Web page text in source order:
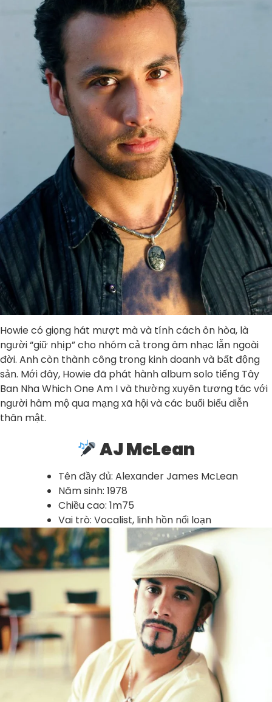
Howie có giọng hát mượt mà và tính cách ôn hòa, là
người “giữ nhịp” cho nhóm cả trong âm nhạc lẫn ngoài
đời. Anh còn thành công trong kinh doanh và bất động
sản. Mới đây, Howie đã phát hành album solo tiếng Tây
Ban Nha Which One Am I và thường xuyên tương tác với
người hâm mộ qua mạng xã hội và các buổi biểu diễn
thân mật.
AJ McLean
Tên đầy đủ: Alexander James McLean
Năm sinh: 1978
Chiều cao: 1m75
Vai trò: Vocalist, linh hồn nổi loạn